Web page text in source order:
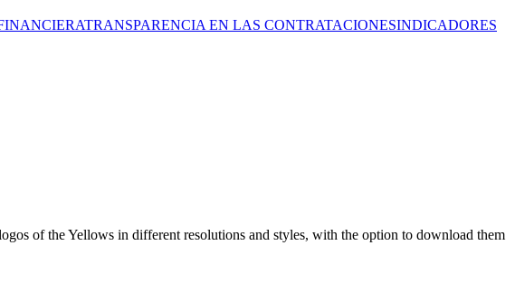
TRANSPARENCIA EN LAS CONTRATACIONESINDICADORES
of the Yellows in different resolutions and styles, with the option to download them